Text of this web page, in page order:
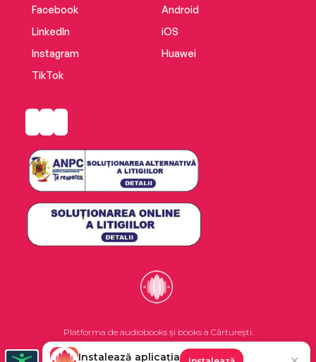
Facebook
LinkedIn
Instagram
TikTok
Android
iOS
Huawei
Platforma de audiobooks și books a Cărturești.
Instalează aplicația